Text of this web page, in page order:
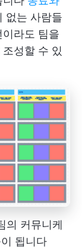
없는 사람들
이라도 팀을
성할 수 있
의 커뮤니케
됩니다